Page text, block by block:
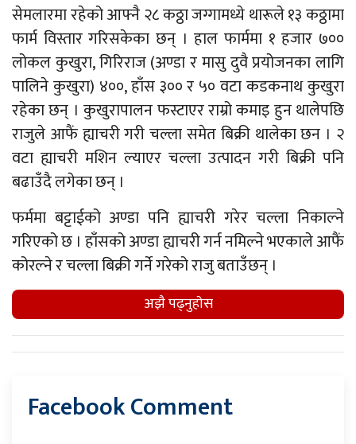
सेमलारमा रहेको आफ्नै २८ कठ्ठा जग्गामध्ये थारूले १३ कठ्ठामा
फार्म विस्तार गरिसकेका छन् । हाल फार्ममा १ हजार ७००
लोकल कुखुरा, गिरिराज (अण्डा र मासु दुवै प्रयोजनका लागि
पालिने कुखुरा) ४००, हाँस ३०० र ५० वटा कडकनाथ कुखुरा
रहेका छन् । कुखुरापालन फस्टाएर राम्रो कमाइ हुन थालेपछि
राजुले आफैं ह्याचरी गरी चल्ला समेत बिक्री थालेका छन । २
वटा ह्याचरी मशिन ल्याएर चल्ला उत्पादन गरी बिक्री पनि
बढाउँदै लगेका छन् ।
फर्ममा बट्टाईको अण्डा पनि ह्याचरी गरेर चल्ला निकाल्ने
गरिएको छ । हाँसको अण्डा ह्याचरी गर्न नमिल्ने भएकाले आफैं
कोरल्ने र चल्ला बिक्री गर्ने गरेको राजु बताउँछन् ।
अझै पढ्नुहाेस
Facebook Comment